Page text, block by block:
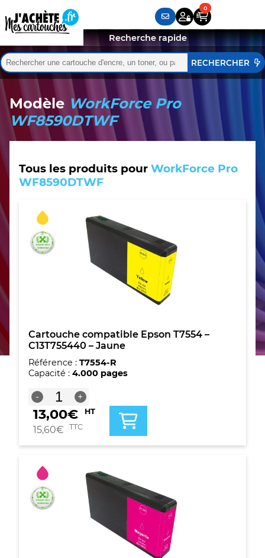
Rechercher :
Quand les résultats de l'auto-complétion sont
Recherche rapide
Modèle WorkForce Pro
WF8590DTWF
Tous les produits pour WorkForce Pro
WF8590DTWF
Cartouche compatible Epson T7554 –
C13T755440 – Jaune
Référence : T7554-R
Capacité : 4.000 pages
-
quantité
de
Cartouche
compatible
T7554
C13T755440
-
Jaune
+
13,00€ HT
15,60€ TTC